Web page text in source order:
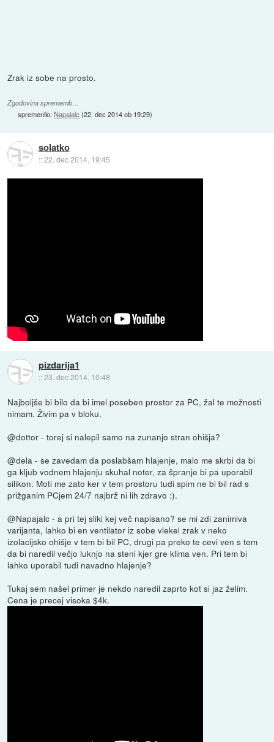
Zrak iz sobe na prosto.
Zgodovina sprememb…
spremenilo:Napajalc (22. dec 2014 ob 19:29)
solatko
::22. dec 2014, 19:45
pizdarija1
::23. dec 2014, 10:48
Najboljše bi bilo da bi imel poseben prostor za PC, žal te možnosti
nimam. Živim pa v bloku.
@dottor - torej si nalepil samo na zunanjo stran ohišja?
@dela - se zavedam da poslabšam hlajenje, malo me skrbi da bi
ga kljub vodnem hlajenju skuhal noter, za špranje bi pa uporabil
silikon. Moti me zato ker v tem prostoru tudi spim ne bi bil rad s
prižganim PCjem 24/7 najbrž ni lih zdravo :).
@Napajalc - a pri tej sliki kej več napisano? se mi zdi zanimiva
varijanta, lahko bi en ventilator iz sobe vlekel zrak v neko
izolacijsko ohišje v tem bi bil PC, drugi pa preko te cevi ven s tem
da bi naredil večjo luknjo na steni kjer gre klima ven. Pri tem bi
lahko uporabil tudi navadno hlajenje?
Tukaj sem našel primer je nekdo naredil zaprto kot si jaz želim.
Cena je precej visoka $4k.